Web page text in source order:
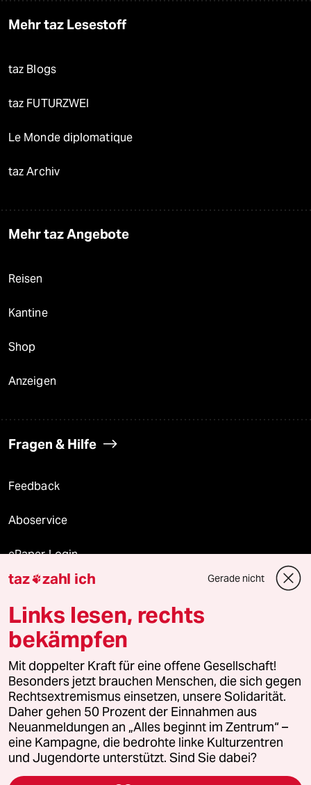
Mehr taz Lesestoff
taz Blogs
taz FUTURZWEI
Le Monde diplomatique
taz Archiv
Mehr taz Angebote
Reisen
Kantine
Shop
Anzeigen
Fragen & Hilfe
Feedback
Aboservice
ePaper Login
Downloads für Abonnierende
© 2026 taz Verlags und Vertriebs GmbH
Alle Rechte vorbehalten. Bei rechtlichen Fragen oder für Genehmigungen
wenden Sie sich bitte an
lizenzen@taz.de
Feedback Redaktionsstatut Kommune-Richtlinien
Leitlinie Informant Datenschutz Impressum AGB
taz zahl ich Gerade nicht
Links lesen, rechts
bekämpfen
Mit doppelter Kraft für eine offene Gesellschaft!
Besonders jetzt brauchen Menschen, die sich gegen
Rechtsextremismus einsetzen, unsere Solidarität.
Daher gehen 50 Prozent der Einnahmen aus
Neuanmeldungen an „Alles beginnt im Zentrum“ –
eine Kampagne, die bedrohte linke Kulturzentren
und Jugendorte unterstützt. Sind Sie dabei?